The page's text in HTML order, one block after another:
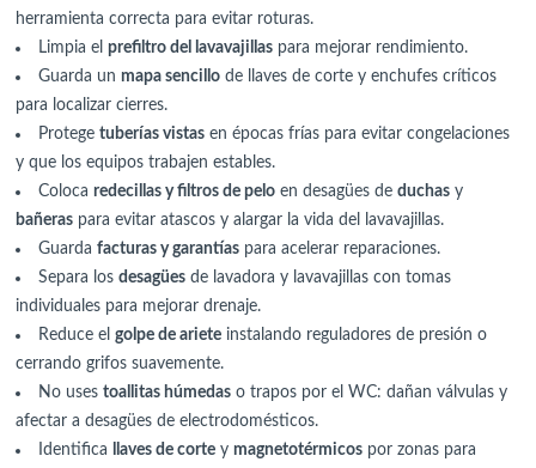
herramienta correcta para evitar roturas.
Limpia elprefiltro del lavavajillas para mejorar rendimiento.
Guarda unmapa sencillo de llaves de corte y enchufes críticos
para localizar cierres.
Protegetuberías vistas en épocas frías para evitar congelaciones
y que los equipos trabajen estables.
Colocaredecillas y filtros de pelo en desagües deduchas y
bañeras para evitar atascos y alargar la vida del lavavajillas.
Guardafacturas y garantías para acelerar reparaciones.
Separa losdesagües de lavadora y lavavajillas con tomas
individuales para mejorar drenaje.
Reduce elgolpe de ariete instalando reguladores de presión o
cerrando grifos suavemente.
No usestoallitas húmedas o trapos por el WC: dañan válvulas y
afectar a desagües de electrodomésticos.
Identifica
llaves de corte ymagnetotérmicos por zonas para